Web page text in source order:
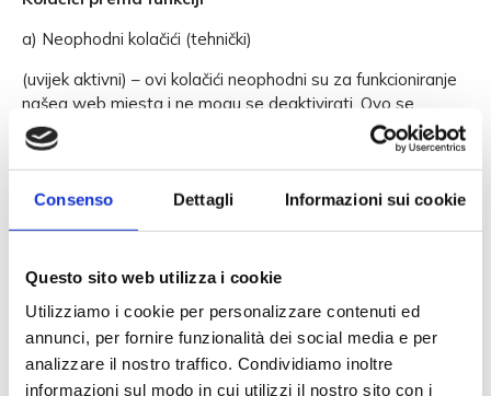
Consenso Dettagli Informazioni sui cookie
Questo sito web utilizza i cookie
Utilizziamo i cookie per personalizzare contenuti ed
annunci, per fornire funzionalità dei social media e per
analizzare il nostro traffico. Condividiamo inoltre
informazioni sul modo in cui utilizzi il nostro sito con i
a) Neophodni kolačići (tehnički)
(uvijek aktivni) – ovi kolačići neophodni su za funkcioniranje
našeg web mjesta i ne mogu se deaktivirati. Ovo se
odnosi, na primjer, na kolačiće koji osiguravaju da
konfiguracija koja se odnosi na korisnika stranice (odabrani
jezik, valuta, prihvaćanje kolačića, lista želja, košarica i sl.)
bude održana na svim sesijama. Dodatno, ovi kolačići ili
slične tehnologije doprinose sigurnoj i ispravnoj uporabi
ovi kolačići blokiraju ili da dobivate obavijesti o ovim
ispravno, a kupovina u internetskoj trgovini neće biti
moguća
b) Analitički kolačići